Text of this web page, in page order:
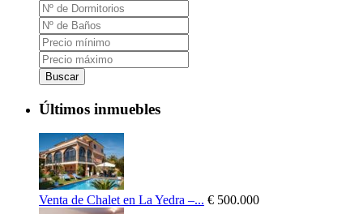
Buscar
Últimos inmuebles
Venta de Chalet en La Yedra –... € 500.000